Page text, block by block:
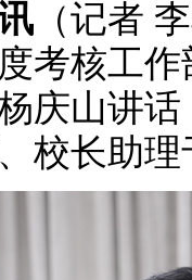
（记者
考核工
庆山讲
校长助